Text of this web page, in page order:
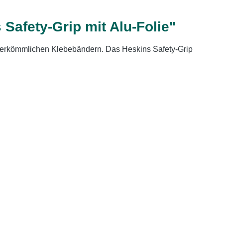
Grip mit Alu-Folie"
Klebebändern. Das Heskins Safety-Grip